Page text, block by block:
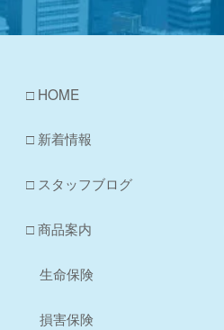
□ HOME
□ 新着情報
□ スタッフブログ
□ 商品案内
生命保険
損害保険